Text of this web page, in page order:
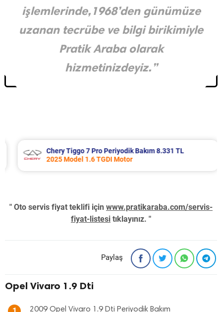
işlemlerinde,1968’den günümüze
uzanan tecrübe ve bilgi birikimiyle
Pratik Araba olarak
hizmetinizdeyiz.”
Chery Tiggo 7 Pro Periyodik Bakım 8.331 TL
2025 Model 1.6 TGDI Motor
" Oto servis fiyat teklifi için www.pratikaraba.com/servis-
fiyat-listesi tıklayınız. "
Paylaş
Opel Vivaro 1.9 Dti
2009 Opel Vivaro 1.9 Dti Periyodik Bakım